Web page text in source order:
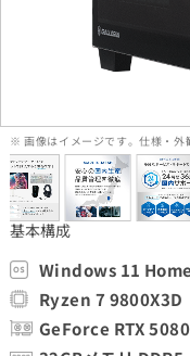
※ 画像はイメージです。仕様・外
基本構成
Windows 11 Home
Ryzen 7 9800X3D
GeForce RTX